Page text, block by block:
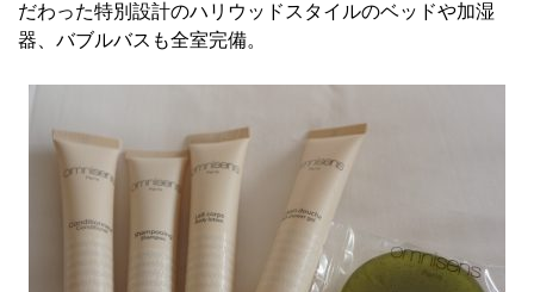
だわった特別設計のハリウッドスタイルのベッドや加湿
器、バブルバスも全室完備。